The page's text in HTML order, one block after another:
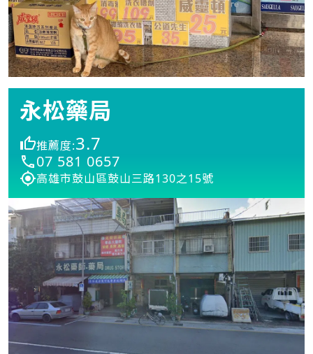
永松藥局
推薦度:3.7
07 581 0657
高雄市鼓山區鼓山三路130之15號